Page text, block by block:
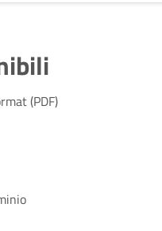
(PDF)